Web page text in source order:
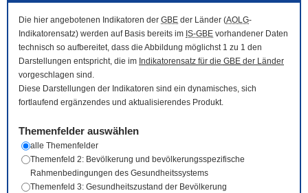
Die hier angebotenen Indikatoren der GBE der Länder (AOLG-
Indikatorensatz) werden auf Basis bereits im IS-GBE vorhandener Daten
technisch so aufbereitet, dass die Abbildung möglichst 1 zu 1 den
Darstellungen entspricht, die im Indikatorensatz für die GBE der Länder
vorgeschlagen sind.
Diese Darstellungen der Indikatoren sind ein dynamisches, sich
fortlaufend ergänzendes und aktualisierendes Produkt.
Themenfelder auswählen
alle Themenfelder
Themenfeld 2: Bevölkerung und bevölkerungsspezifische
Rahmenbedingungen des Gesundheitssystems
Themenfeld 3: Gesundheitszustand der Bevölkerung